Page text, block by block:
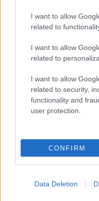
I want to allow
related to
I want to allow
related to
I want to allow
related to security,
functionality and
user protection.
CONFIRM
Data Deletion